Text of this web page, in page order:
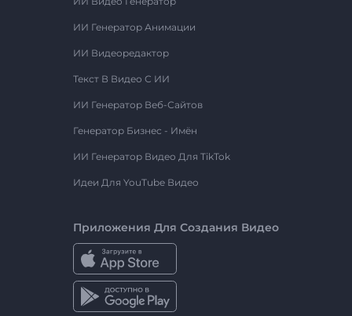
ИИ Генератор Анимации
ИИ Видеоредактор
Текст В Видео С ИИ
ИИ Генератор Веб-Сайтов
Генератор Бизнес - Имён
ИИ Генератор Видео Для TikTok
Идеи Для YouTube Видео
Приложения Для Создания Видео